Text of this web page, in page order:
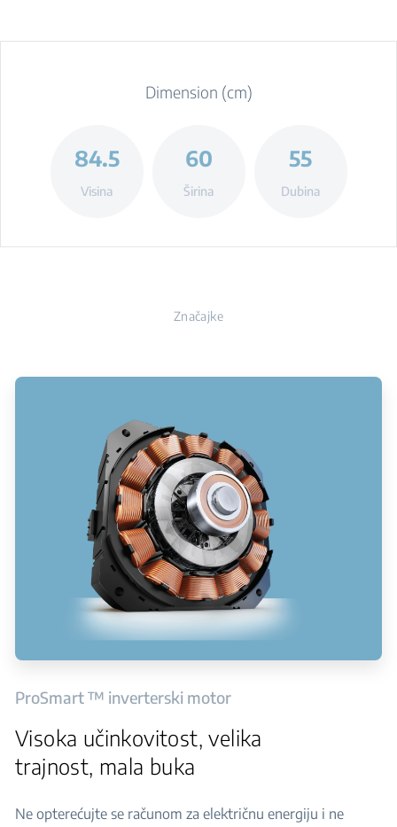
Dimension (cm)
84.5
Visina
60
Širina
55
Dubina
Značajke
ProSmart ™ inverterski motor
Visoka učinkovitost, velika
trajnost, mala buka
Ne opterećujte se računom za električnu energiju i ne